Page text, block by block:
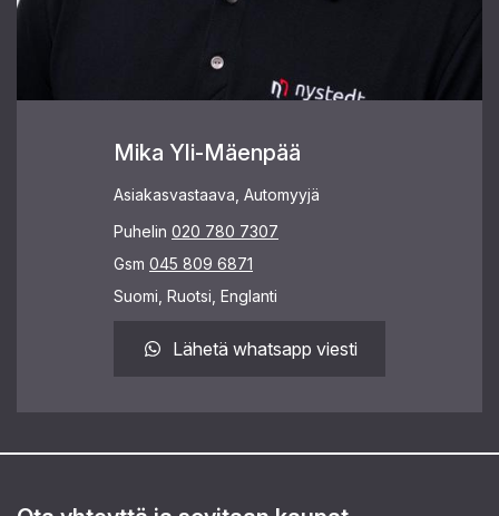
Mika Yli-Mäenpää
Asiakasvastaava, Automyyjä
Puhelin 020 780 7307
Gsm 045 809 6871
Suomi, Ruotsi, Englanti
Lähetä whatsapp viesti